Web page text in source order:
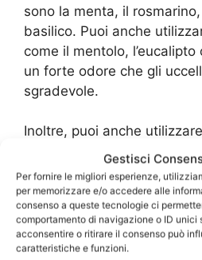
Gestisci
Per fornire le migliori esperienze,
per memorizzare e/o accedere alle
consenso a queste tecnologie ci
comportamento di navigazione o ID unici
acconsentire o ritirare il consenso può
caratteristiche e funzioni.
sono la menta, il
basilico. Puoi anche
come il mentolo,
un forte odore che gli
sgradevole.
Inoltre, puoi anche
come il pepe di cayenna o
essere sparsi intorno alle
tendono a posarsi. Questi
nocivi per gli uccelli, ma li
tua proprietà.